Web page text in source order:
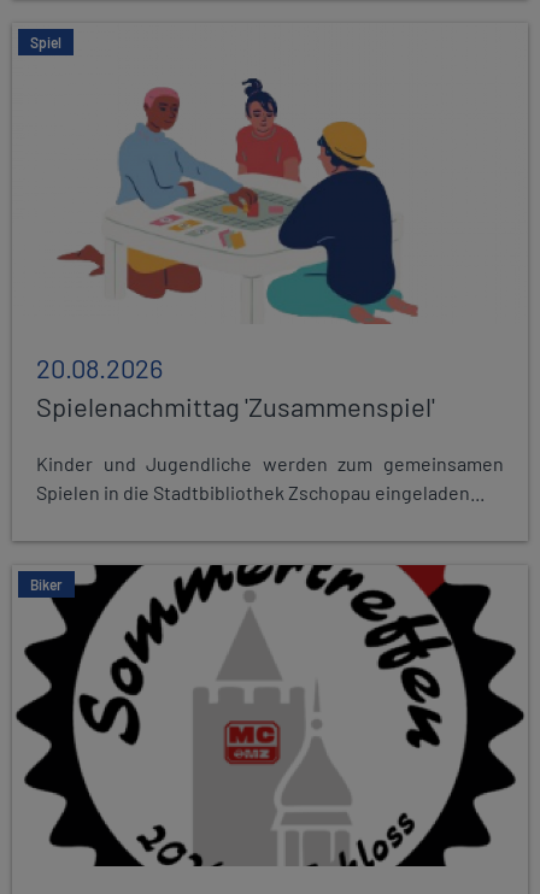
Spiel
20.08.2026
Spielenachmittag 'Zusammenspiel'
Kinder und Jugendliche werden zum gemeinsamen
Spielen in die Stadtbibliothek Zschopau eingeladen...
Biker